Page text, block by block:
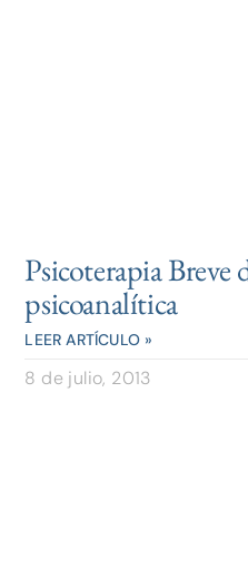
Psicoterapia Breve
psicoanalítica
LEER ARTÍCULO »
8 de julio, 2013